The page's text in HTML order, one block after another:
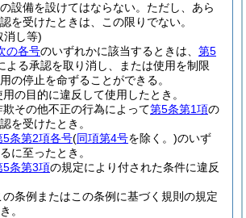
設備を設けてはならない。 ただし、あら
を受けたときは、この限りでない。
消し等)
の各号のいずれかに該当するときは、 第5
よる承認を取り消し、または使用を制限
の停止を命ずることができる。
の目的に違反して使用したとき。
その他不正の行為によって第5条第1項の
を受けたとき。
5条第2項各号(同項第4号を除く。)のいず
に至ったとき。
5条第3項の規定により付された条件に違反
条例またはこの条例に基づく規則の規定
。